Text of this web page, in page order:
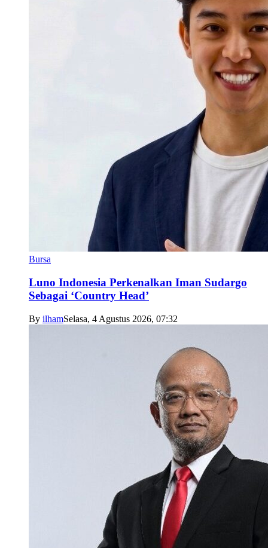
Bursa
Luno Indonesia Perkenalkan Iman Sudargo
Sebagai ‘Country Head’
By ilhamSelasa, 4 Agustus 2026, 07:32